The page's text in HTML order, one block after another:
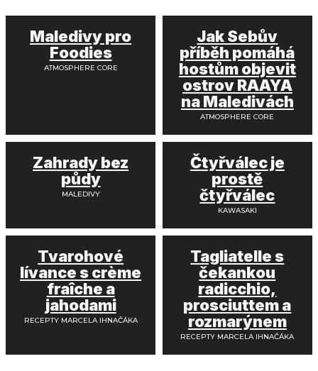
Maledivy pro
Foodies
ATMOSPHERE CORE
Jak Sebův
příběh pomáhá
hostům objevit
ostrov RAAYA
na Maledivách
ATMOSPHERE CORE
Zahrady bez
půdy
MALEDIVY
Čtyřválec je
prostě
čtyřválec
KAWASAKI
Tvarohové
lívance s crème
fraîche a
jahodami
RECEPTY MARCELA IHNAČÁKA
Tagliatelle s
čekankou
radicchio,
prosciuttem a
rozmarýnem
RECEPTY MARCELA IHNAČÁKA